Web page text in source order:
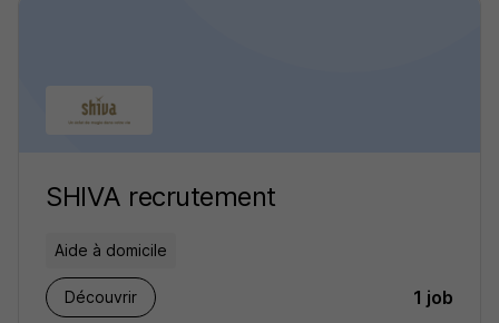
SHIVA recrutement
Aide à domicile
Découvrir 1 job